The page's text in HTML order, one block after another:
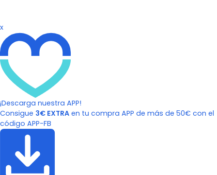
x
¡Descarga nuestra APP!
Consigue 3€ EXTRA en tu compra APP de más de 50€ con el
código APP-FB